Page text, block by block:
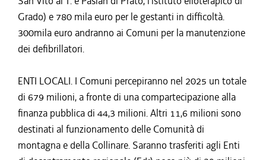
Grado) e 780 mila euro per le gestanti in difficoltà.
300mila euro andranno ai Comuni per la manutenzione
dei defibrillatori.
ENTI LOCALI. I Comuni percepiranno nel 2025 un totale
di 679 milioni, a fronte di una compartecipazione alla
finanza pubblica di 44,3 milioni. Altri 11,6 milioni sono
destinati al funzionamento delle Comunità di
montagna e della Collinare. Saranno trasferiti agli Enti